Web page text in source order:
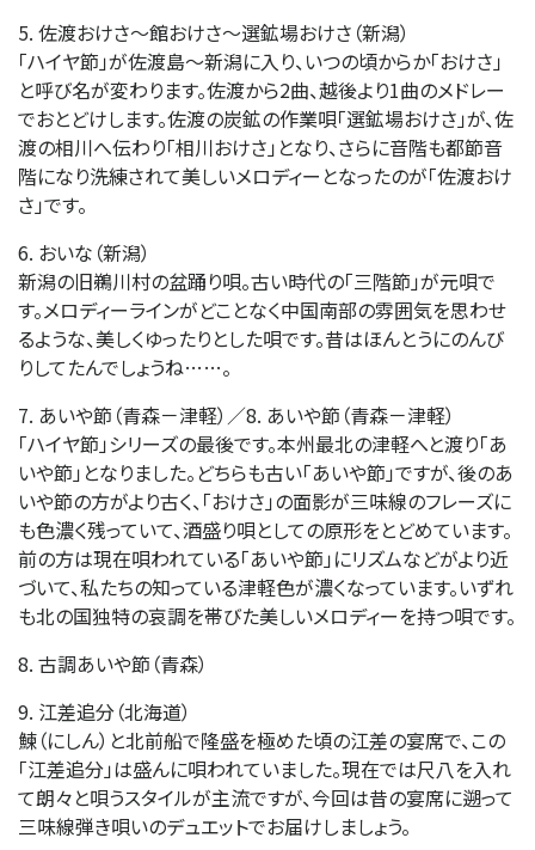
5. 佐渡おけさ～館おけさ～選鉱場おけさ（新潟）
「ハイヤ節」が佐渡島～新潟に入り、いつの頃からか「おけさ」
と呼び名が変わります。佐渡から2曲、越後より1曲のメドレー
でおとどけします。佐渡の炭鉱の作業唄「選鉱場おけさ」が、佐
渡の相川へ伝わり「相川おけさ」となり、さらに音階も都節音
階になり洗練されて美しいメロディーとなったのが「佐渡おけ
さ」です。
6. おいな（新潟）
新潟の旧鵜川村の盆踊り唄。古い時代の「三階節」が元唄で
す。メロディーラインがどことなく中国南部の雰囲気を思わせ
るような、美しくゆったりとした唄です。昔はほんとうにのんび
りしてたんでしょうね……。
7. あいや節（青森－津軽）／8. あいや節（青森－津軽）
「ハイヤ節」シリーズの最後です。本州最北の津軽へと渡り「あ
いや節」となりました。どちらも古い「あいや節」ですが、後のあ
いや節の方がより古く、「おけさ」の面影が三味線のフレーズに
も色濃く残っていて、酒盛り唄としての原形をとどめています。
前の方は現在唄われている「あいや節」にリズムなどがより近
づいて、私たちの知っている津軽色が濃くなっています。いずれ
も北の国独特の哀調を帯びた美しいメロディーを持つ唄です。
8. 古調あいや節（青森）
9. 江差追分（北海道）
鰊（にしん）と北前船で隆盛を極めた頃の江差の宴席で、この
「江差追分」は盛んに唄われていました。現在では尺八を入れ
て朗々と唄うスタイルが主流ですが、今回は昔の宴席に遡って
三味線弾き唄いのデュエットでお届けしましょう。